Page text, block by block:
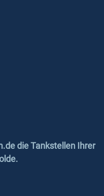
die Tankstellen Ihrer